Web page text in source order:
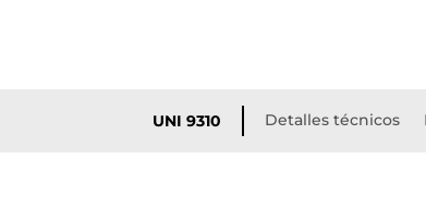
UNI 9310 Detalles técnicos